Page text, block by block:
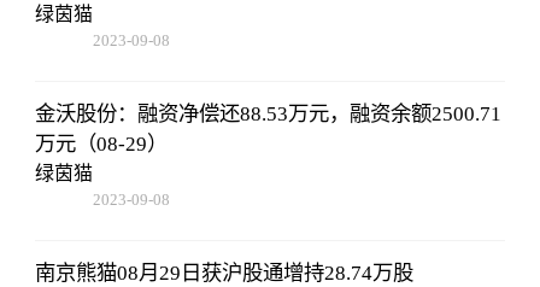
绿茵猫
2023-09-08
金沃股份：融资净偿还88.53万元，融资余额2500.71
万元（08-29）
绿茵猫
2023-09-08
南京熊猫08月29日获沪股通增持28.74万股